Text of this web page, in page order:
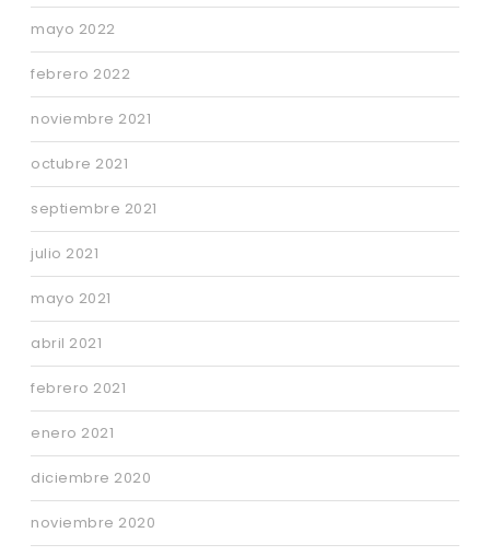
mayo 2022
febrero 2022
noviembre 2021
octubre 2021
septiembre 2021
julio 2021
mayo 2021
abril 2021
febrero 2021
enero 2021
diciembre 2020
noviembre 2020